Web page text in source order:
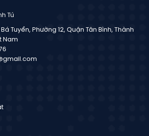
Tú
Tuyển, Phường 12, Quận Tân Bình, Thành
Nam